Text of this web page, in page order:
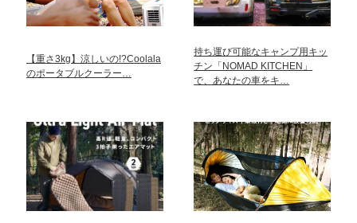
【重さ3kg】涼しいの!?Coolala
のポータブルクーラー…
持ち運び可能なキャンプ用キッ
チン「NOMAD KITCHEN」
で、あなたの車をキ…